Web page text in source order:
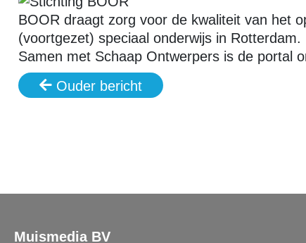
BOOR draagt zorg voor de kwaliteit van het
(voortgezet) speciaal onderwijs in Rotterdam.
Samen met Schaap Ontwerpers is de portal
Ouder bericht
Muismedia BV